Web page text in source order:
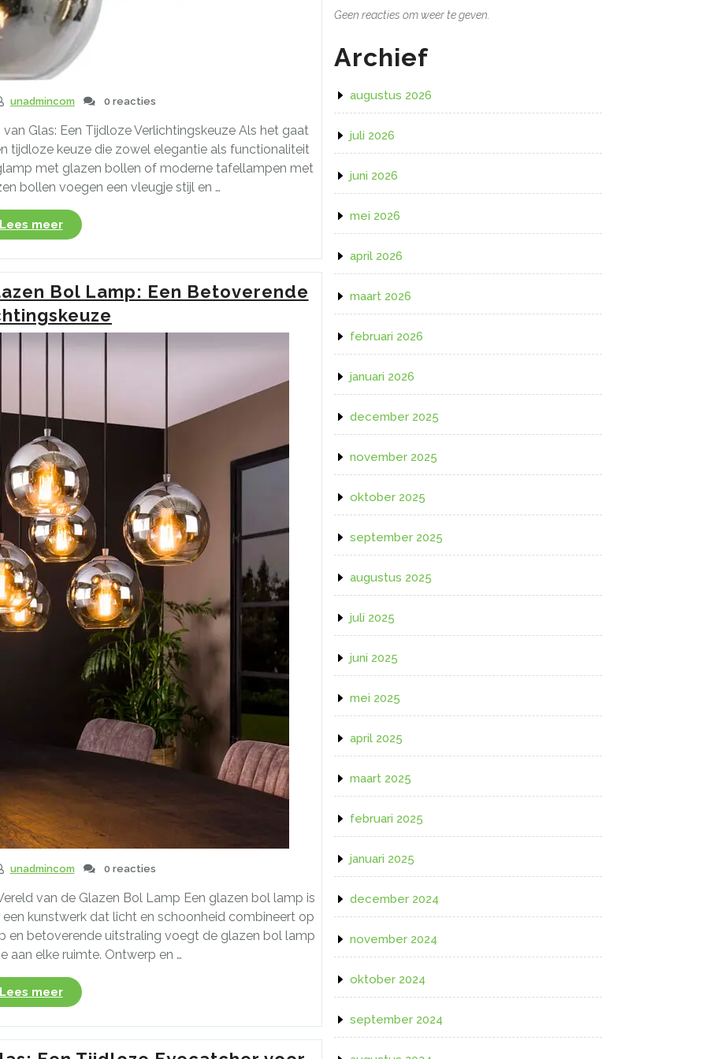
unadmincom 0 reacties
Glas: Een Tijdloze Verlichtingskeuze Als het gaat
tijdloze keuze die zowel elegantie als functionaliteit
met glazen bollen of moderne tafellampen met
bollen voegen een vleugje stijl en …
meer“Tijdloze
Elegantie:
De
Magie
van
Glas
in
Bol Lamp: Een Betoverende
unadmincom 0 reacties
van de Glazen Bol Lamp Een glazen bol lamp is
kunstwerk dat licht en schoonheid combineert op
en betoverende uitstraling voegt de glazen bol lamp
aan elke ruimte. Ontwerp en …
meer“Ontdek
de
Magie
van
Geen reacties om weer te geven.
Archief
augustus 2026
juli 2026
juni 2026
mei 2026
april 2026
maart 2026
februari 2026
januari 2026
december 2025
november 2025
oktober 2025
september 2025
augustus 2025
juli 2025
juni 2025
mei 2025
april 2025
maart 2025
februari 2025
januari 2025
december 2024
november 2024
oktober 2024
september 2024